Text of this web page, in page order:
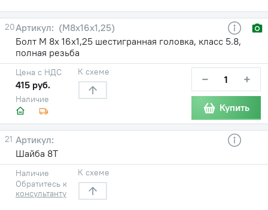
20
(М8х16х1,25)
Болт М 8х 16х1,25 шестигранная головка, класс 5.8,
полная резьба
Наличие
Цена с НДС
415 руб.
К схеме − +
Купить
21
Шайба 8Т
Наличие
Обратитесь к
консультанту
К схеме